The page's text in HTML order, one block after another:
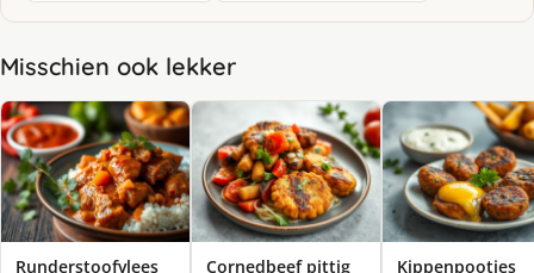
Misschien ook lekker
Runderstoofvlees
Cornedbeef pittig
Kippenpootjes